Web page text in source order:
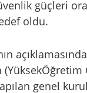
güçleri
oldu.
genel